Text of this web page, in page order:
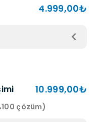
4.999,00₺
10.999,00₺
çözüm)